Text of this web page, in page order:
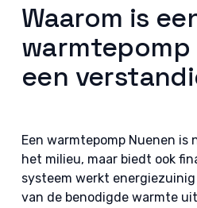
Waarom is
warmtepomp
een
Een warmtepomp Nuenen is
het milieu, maar biedt ook
systeem werkt
van de benodigde warmte